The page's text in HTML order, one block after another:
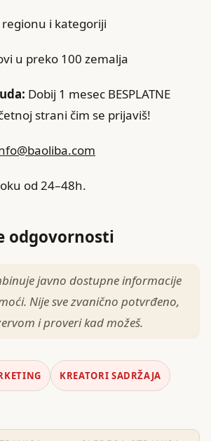
i kategoriji
u preko 100 zemalja
Dobij 1 mesec BESPLATNE
strani čim se prijaviš!
od 24–48h.
odgovornosti
javno dostupne informacije
Nije sve zvanično potvrđeno,
i proveri kad možeš.
KREATORI SADRŽAJA